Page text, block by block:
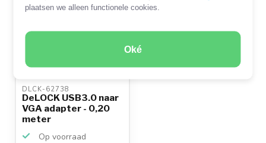
plaatsen we alleen functionele cookies.
Oké
DLCK-62738
DeLOCK USB3.0 naar
VGA adapter - 0,20
meter
Op voorraad